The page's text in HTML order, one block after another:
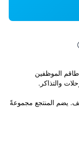
8 غرف أنيقة. طاقم الموظفين
والتذاكر.
يضم المنتجع مجموعةً